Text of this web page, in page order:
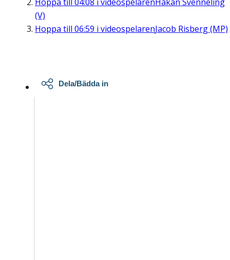
(V)
Hoppa till 06:59 i videospelarenJacob Risberg (MP)
Dela/Bädda in